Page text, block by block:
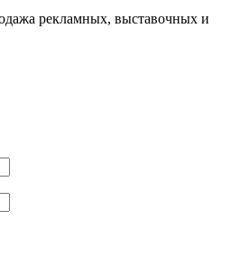
рекламных, выставочных и